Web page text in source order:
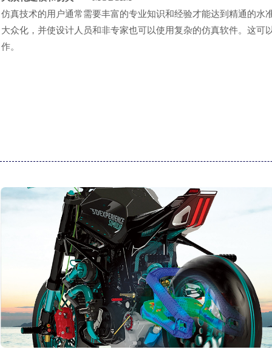
仿真技术的用户通常需要丰富的专业知识和经验才能达到 精通的水
大众化，并使设计人员和非专家也可以使用复杂的仿真软件。这可
作。